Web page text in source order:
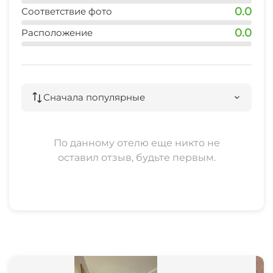
Соответствие фото 0.0
Расположение 0.0
Сначала популярные
По данному отелю еще никто не
оставил отзыв, будьте первым.